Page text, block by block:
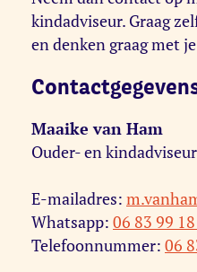
kindadviseur. Graag
en denken graag met
Maaike van Ham
Ouder- en kindadviseur
E-mailadres:
Whatsapp: 06 83 99
Telefoonnummer: 06